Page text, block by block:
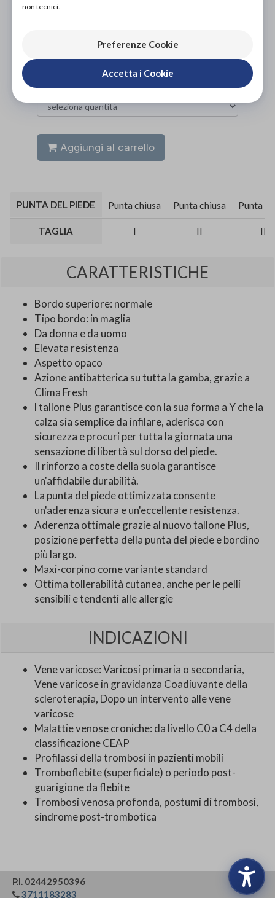
Aggiungi al carrello
PUNTA DEL PIEDE Punta chiusa Punta chiusa Punta
TAGLIA I II III
CARATTERISTICHE
Bordo superiore: normale
Tipo bordo: in maglia
Da donna e da uomo
Elevata resistenza
Aspetto opaco
Azione antibatterica su tutta la gamba, grazie a
Clima Fresh
l tallone Plus garantisce con la sua forma a Y che la
calza sia semplice da infilare, aderisca con
sicurezza e procuri per tutta la giornata una
sensazione di libertà sul dorso del piede.
Il rinforzo a coste della suola garantisce
un'affidabile durabilità.
La punta del piede ottimizzata consente
un'aderenza sicura e un'eccellente resistenza.
Aderenza ottimale grazie al nuovo tallone Plus,
posizione perfetta della punta del piede e bordino
più largo.
Maxi-corpino come variante standard
Ottima tollerabilità cutanea, anche per le pelli
sensibili e tendenti alle allergie
INDICAZIONI
Vene varicose: Varicosi primaria o secondaria,
Vene varicose in gravidanza Coadiuvante della
scleroterapia, Dopo un intervento alle vene
varicose
Malattie venose croniche: da livello C0 a C4 della
classificazione CEAP
Profilassi della trombosi in pazienti mobili
Tromboflebite (superficiale) o periodo post-
guarigione da flebite
Trombosi venosa profonda, postumi di trombosi,
sindrome post-trombotica
P.I. 02442950396
3711183283
non tecnici.
Preferenze Cookie
Accetta i Cookie